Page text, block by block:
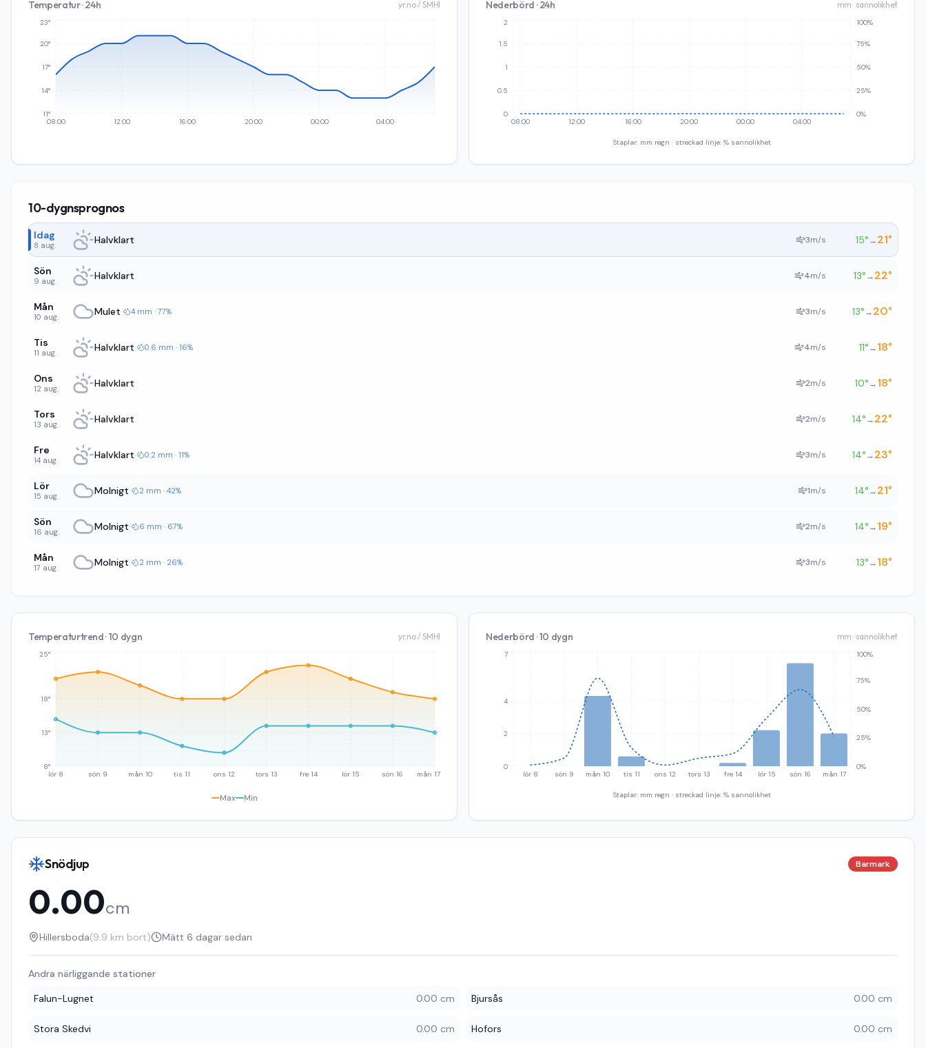
Temperatur · 24h yr.no / SMHI
08:00 12:00 16:00 20:00 00:00 04:00
11°
14°
17°
20°
23°
Nederbörd · 24h mm · sannolikhet
08:00 12:00 16:00 20:00 00:00 04:00
0
0.5
1
1.5
2
0%
25%
50%
75%
100%
Staplar: mm regn · streckad linje: % sannolikhet
10-dygnsprognos
Idag
8 aug. Halvklart 3m/s 15°→21°
Sön
9 aug. Halvklart 4m/s 13°→22°
Mån
10 aug. Mulet· 4 mm · 77% 3m/s 13°→20°
Tis
11 aug. Halvklart· 0.6 mm · 16% 4m/s 11°→18°
Ons
12 aug. Halvklart 2m/s 10°→18°
Tors
13 aug. Halvklart 2m/s 14°→22°
Fre
14 aug. Halvklart· 0.2 mm · 11% 3m/s 14°→23°
Lör
15 aug. Molnigt· 2 mm · 42% 1m/s 14°→21°
Sön
16 aug. Molnigt· 6 mm · 67% 2m/s 14°→19°
Mån
17 aug. Molnigt· 2 mm · 26% 3m/s 13°→18°
Temperaturtrend · 10 dygn yr.no / SMHI
lör 8 sön 9 mån 10 tis 11 ons 12 tors 13 fre 14 lör 15 sön 16 mån 17
8°
13°
18°
25°
Max Min
Nederbörd · 10 dygn mm · sannolikhet
lör 8 sön 9 mån 10 tis 11 ons 12 tors 13 fre 14 lör 15 sön 16 mån 17
0
2
4
7
0%
25%
50%
75%
100%
Staplar: mm regn · streckad linje: % sannolikhet
Snödjup Barmark
0.00cm
Hillersboda(9.9 km bort) Mätt 6 dagar sedan
Andra närliggande stationer
Falun-Lugnet
0.00 cm Bjursås 0.00 cm
Stora Skedvi 0.00 cm Hofors 0.00 cm